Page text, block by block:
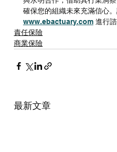
確保您的組織未來充滿信心
www.ebactuary.com 進行諮
責任保險
商業保險
最新文章